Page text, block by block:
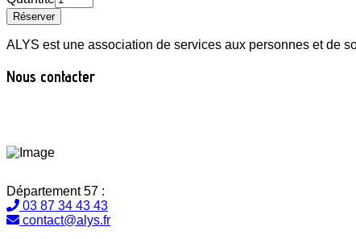
ALYS est une association de services aux personnes et de
Nous contacter
Département 57 :
03 87 34 43 43
contact@alys.fr